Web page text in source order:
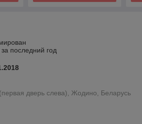
последний год
дверь слева), Жодино, Беларусь